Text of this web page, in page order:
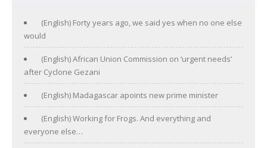
(English) Forty years ago, we said yes when no one else
would
(English) African Union Commission on ‘urgent needs’
after Cyclone Gezani
(English) Madagascar apoints new prime minister
(English) Working for Frogs. And everything and
everyone else…